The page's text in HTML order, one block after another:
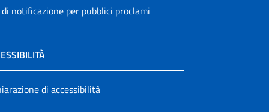
notificazione per pubblici proclami
di accessibilità